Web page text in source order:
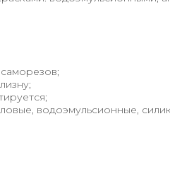
водоэмульсионные,